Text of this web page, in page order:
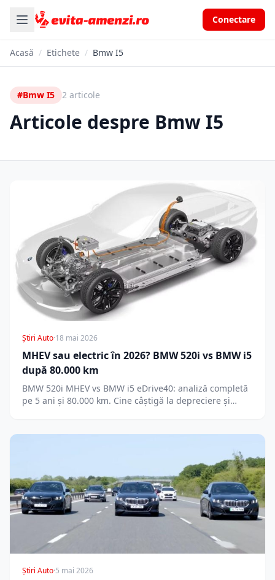
Conectare
Acasă / Etichete / Bmw I5
#Bmw I5 2 articole
Articole despre Bmw I5
Știri Auto·18 mai 2026
MHEV sau electric în 2026? BMW 520i vs BMW i5
după 80.000 km
BMW 520i MHEV vs BMW i5 eDrive40: analiză completă
pe 5 ani și 80.000 km. Cine câștigă la depreciere și…
Știri Auto·5 mai 2026